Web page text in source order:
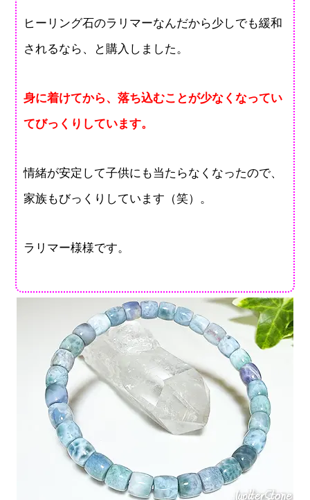
ヒーリング石のラリマーなんだから少しでも緩和
されるなら、と購入しました。
身に着けてから、落ち込むことが少なくなってい
てびっくりしています。
情緒が安定して子供にも当たらなくなったので、
家族もびっくりしています（笑）。
ラリマー様様です。